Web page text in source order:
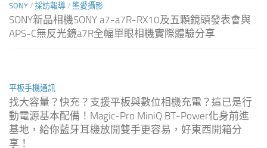
SONY / 採訪報導 / 熊愛攝影
SONY新品相機SONY a7-a7R-RX10及五顆鏡頭發表會與
APS-C無反光鏡a7R全幅單眼相機實際體驗分享
平板手機通訊
找大容量？快充？支援平板與數位相機充電？這已是行
動電源基本配備！Magic-Pro MiniQ BT-Power化身前進
基地，給你藍牙耳機放開雙手更容易，好東西開箱分
享！